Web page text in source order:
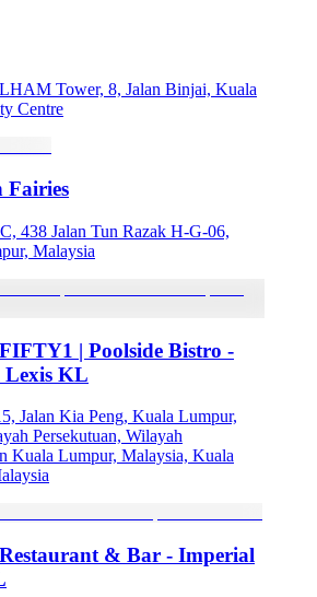
Tower, 8, Jalan Binjai, Kuala
Centre
Fairies
438 Jalan Tun Razak H-G-06,
Malaysia
| Poolside Bistro -
KL
Jalan Kia Peng, Kuala Lumpur,
Persekutuan, Wilayah
Kuala Lumpur, Malaysia, Kuala
& Bar - Imperial